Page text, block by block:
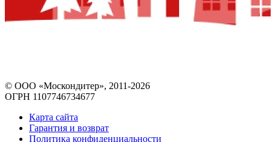
© ООО «Москондитер», 2011-2026
ОГРН 1107746734677
Карта сайта
Гарантия и возврат
Политика конфиденциальности